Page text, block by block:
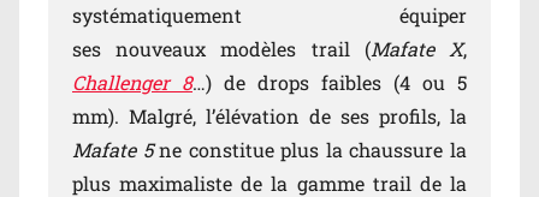
systématiquement équiper
ses nouveaux modèles trail (Mafate X,
Challenger 8…) de drops faibles (4 ou 5
mm). Malgré, l’élévation de ses profils, la
Mafate 5ne constitue plus la chaussure la
plus maximaliste de la gamme trail de la